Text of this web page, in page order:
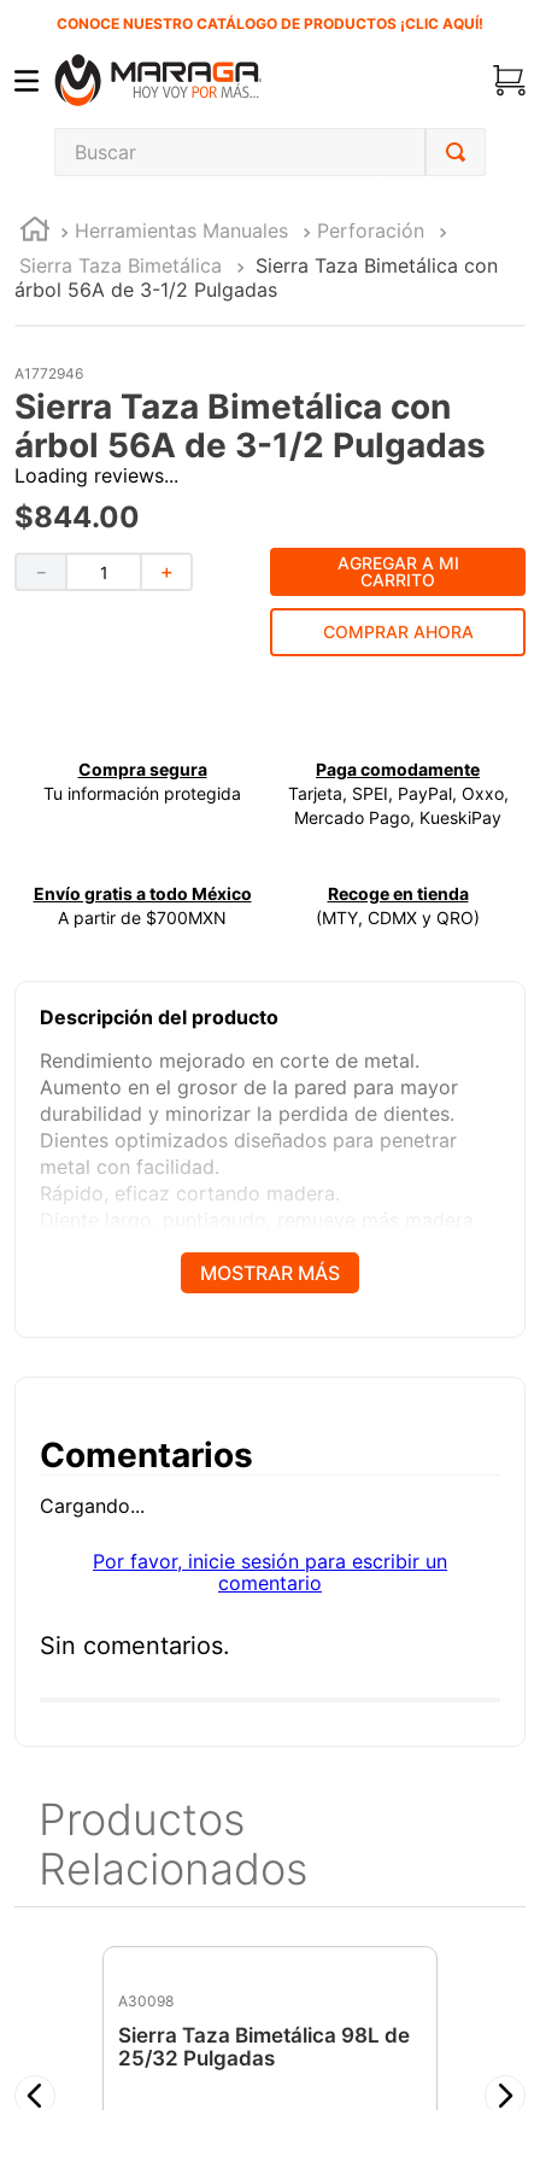
CONOCE NUESTRO CATÁLOGO DE PRODUCTOS ¡CLIC AQUÍ!
Buscar
Herramientas Manuales
Perforación
Sierra Taza Bimetálica
Sierra Taza Bimetálica con
árbol 56A de 3-1/2 Pulgadas
A1772946
Sierra Taza Bimetálica con
árbol 56A de 3-1/2 Pulgadas
Loading reviews...
$844.00
＋
－
AGREGAR A MI
CARRITO
COMPRAR AHORA
Compra segura
Tu información protegida
Paga comodamente
Tarjeta, SPEI, PayPal, Oxxo,
Mercado Pago, KueskiPay
Envío gratis a todo México
A partir de $700MXN
Recoge en tienda
(MTY, CDMX y QRO)
Descripción del producto
Rendimiento mejorado en corte de metal.
Aumento en el grosor de la pared para mayor
durabilidad y minorizar la perdida de dientes.
Dientes optimizados diseñados para penetrar
metal con facilidad.
Rápido, eficaz cortando madera.
para un corte veloz.
Fácil de desmontar.
Ranura de velocidad diseñada para conectar fácil
MOSTRAR MÁS
Comentarios
Cargando...
Por favor, inicie sesión para escribir un
comentario
Sin comentarios.
Productos
Relacionados
A30098
Sierra Taza Bimetálica 98L de
25/32 Pulgadas
1.
carbones
2
inversora
5.
sierra cinta
6.
sierra sable
lenox